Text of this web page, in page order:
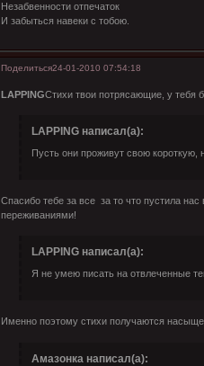
Незабвенности отпечаток
И забыться навеки с тобою.
Поделиться24-01-2010 07:54:18
LAPPINGСтихи твои потрясающие, у тебя
LAPPING написал(а):
Пусть они проживут свою короткую,
Спасибо тебе за всеза то что пустила
переживаниями!
LAPPING написал(а):
Я не умею писать на отвлеченные
Именно поэтому стихи получаются
Амазонка написал(а):